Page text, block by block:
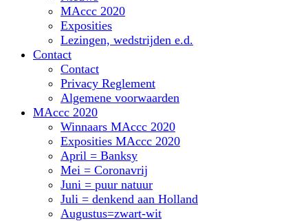
MAccc 2020
Exposities
Lezingen, wedstrijden e.d.
Contact
Contact
Privacy Reglement
Algemene voorwaarden
MAccc 2020
Winnaars MAccc 2020
Exposities MAccc 2020
April = Banksy
Mei = Coronavrij
Juni = puur natuur
Juli = denkend aan Holland
Augustus=zwart-wit